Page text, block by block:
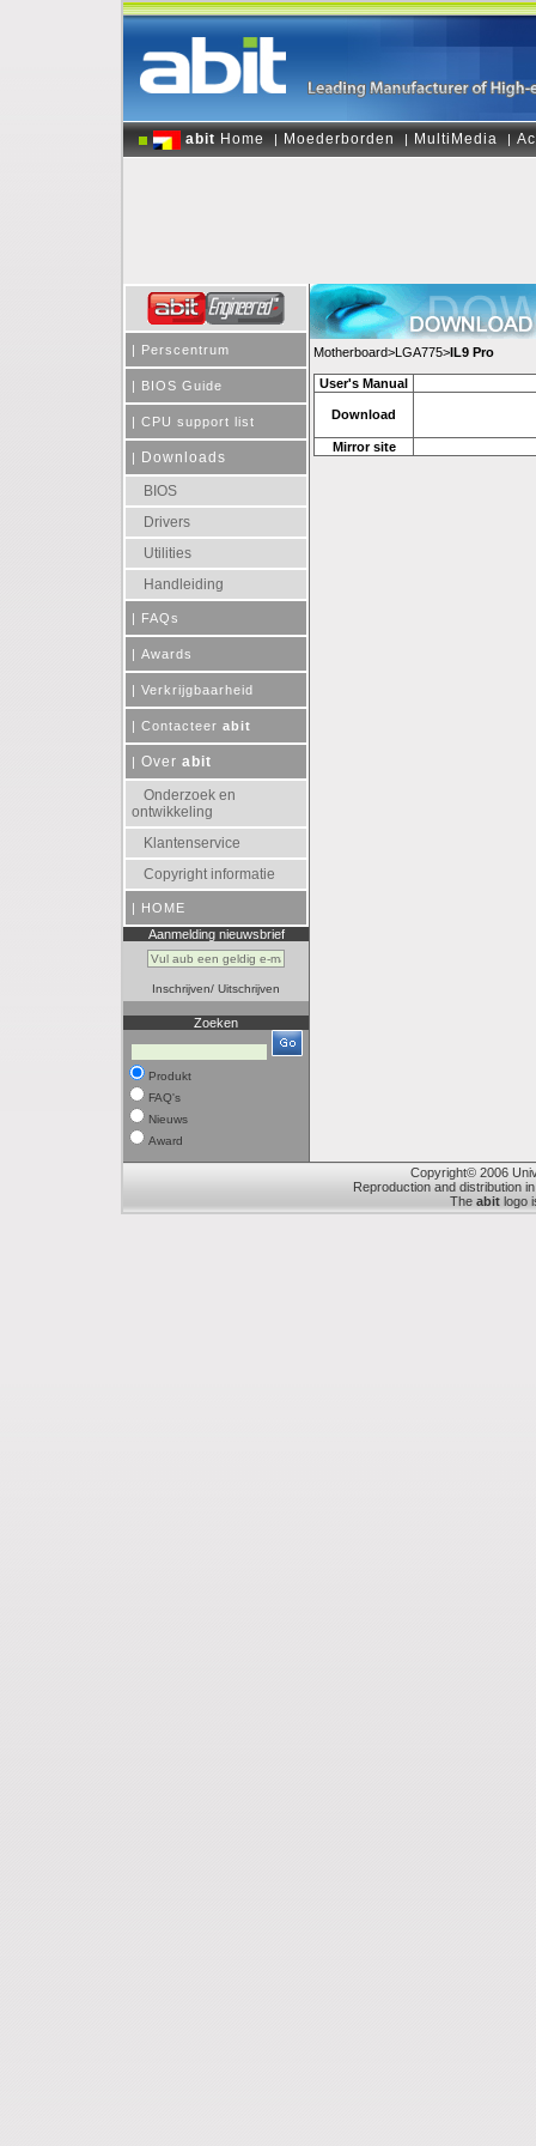
abit Home | Moederborden | MultiMedia |
| Perscentrum
| BIOS Guide
| CPU support list
|
Downloads
BIOS
Drivers
Utilities
Handleiding
| FAQs
| Awards
| Verkrijgbaarheid
| Contacteer abit
| Over abit
Onderzoek en
ontwikkeling
Klantenservice
Copyright informatie
| HOME
Aanmelding nieuwsbrief
Inschrijven/ Uitschrijven
Zoeken
Produkt
FAQ's
Nieuws
Award
Motherboard>LGA775>IL9 Pro
User's Manual
Download
Mirror site
Copyright© 2006
Reproduction and distribution
The abit logo